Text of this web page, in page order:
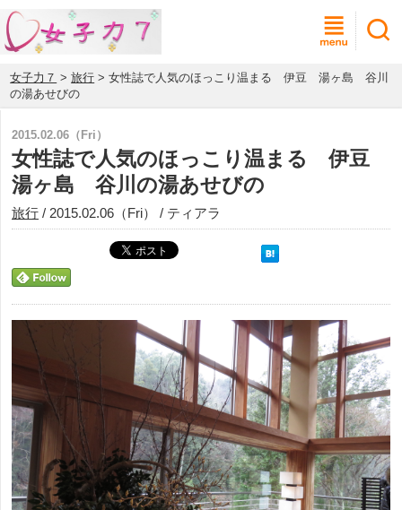
女子力７ >旅行 > 女性誌で人気のほっこり温まる 伊豆 湯ヶ島 谷川
の湯あせびの
2015.02.06（Fri）
女性誌で人気のほっこり温まる 伊豆
湯ヶ島 谷川の湯あせびの
旅行 / 2015.02.06（Fri） / ティアラ